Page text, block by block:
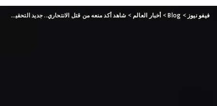
فيفو نيوز >
Blog
> أخبار العالم > شاهد أكد منعه من قتل الانتحاري.. جديد التحقيق بهجوم مطار كابل